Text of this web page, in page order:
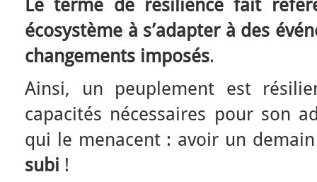
Le terme de résilience fait
écosystème à s’adapter à des
changements imposés.
Ainsi, un peuplement est
capacités nécessaires pour son
qui le menacent : avoir un
subi !